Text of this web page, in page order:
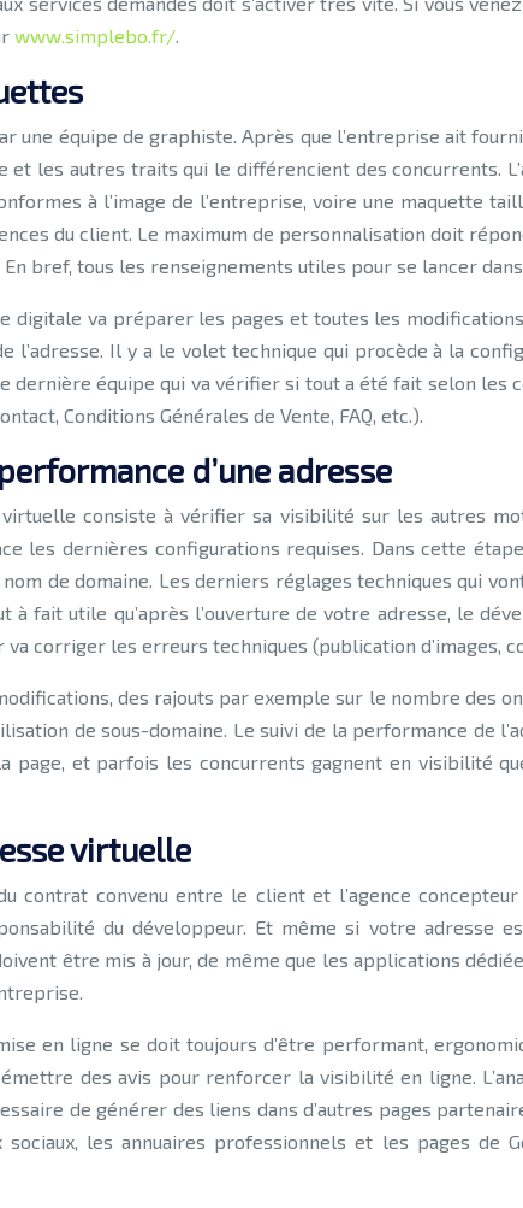
www.simplebo.fr/.
une équipe de graphiste. Après que l’entreprise ait
les autres traits qui le différencient des concurrents.
à l’image de l’entreprise, voire une maquette
du client. Le maximum de personnalisation doit
bref, tous les renseignements utiles pour se lancer
digitale va préparer les pages et toutes les
Il y a le volet technique qui procède à la
dernière équipe qui va vérifier si tout a été fait selon les
Conditions Générales de Vente, FAQ, etc.).
d’une adresse
consiste à vérifier sa visibilité sur les autres
les dernières configurations requises. Dans cette
de domaine. Les derniers réglages techniques qui
à fait utile qu’après l’ouverture de votre adresse, le
corriger les erreurs techniques (publication d’images,
des rajouts par exemple sur le nombre des
de sous-domaine. Le suivi de la performance de
page, et parfois les concurrents gagnent en visibilité
virtuelle
contrat convenu entre le client et l’agence
du développeur. Et même si votre adresse
être mis à jour, de même que les applications
en ligne se doit toujours d’être performant,
émettre des avis pour renforcer la visibilité en ligne.
de générer des liens dans d’autres pages
les annuaires professionnels et les pages de